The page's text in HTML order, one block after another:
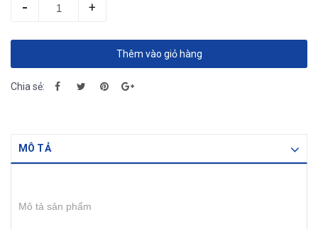
- +
Thêm vào giỏ hàng
Chia sẻ:
MÔ TẢ
Mô tả sản phẩm